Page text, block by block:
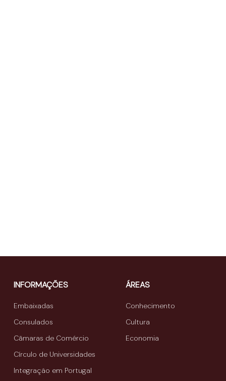
INFORMAÇÕES
Embaixadas
Consulados
Câmaras de Comércio
Círculo de Universidades
Integração em Portugal
ÁREAS
Conhecimento
Cultura
Economia